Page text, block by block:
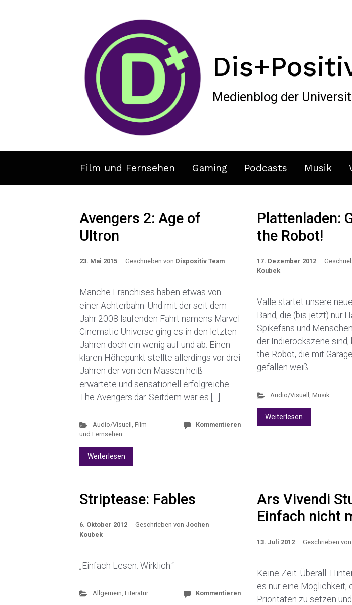
Medienblog der
Film und Fernsehen Gaming Podcasts Musik
Avengers 2: Age of
Ultron
23. Mai 2015 Geschrieben von Dispositiv Team
Manche Franchises haben etwas von
einer Achterbahn. Und mit der seit dem
Jahr 2008 laufenden Fahrt namens Marvel
Cinematic Universe ging es in den letzten
Jahren doch ein wenig auf und ab. Einen
klaren Höhepunkt stellte allerdings vor drei
Jahren der von den Massen heiß
erwartete und sensationell erfolgreiche
The Avengers dar. Seitdem war es […]
Audio/Visuell , Film
und Fernsehen
Kommentieren
Weiterlesen
Plattenladen:
the Robot!
17. Dezember 2012
Koubek
Valle startet unsere
Band, die (bis jetzt) nur
Spikefans und
der Indierockszene sind,
the Robot, die mit
gefallen weiß
Audio/Visuell , Musik
Weiterlesen
Striptease: Fables
6. Oktober 2012 Geschrieben von Jochen
Koubek
„Einfach Lesen. Wirklich.“
Allgemein, Literatur Kommentieren
Ars Vivendi
Einfach nicht
13. Juli 2012 Geschrieben von
Keine Zeit. Überall.
es nur eine Möglichkeit,
Prioritäten zu setzen